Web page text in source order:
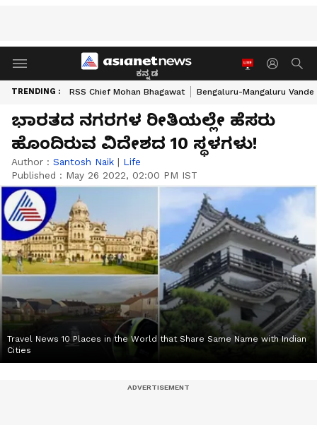
ಕನ್ನಡ
TRENDING : RSS Chief Mohan Bhagawat Bengaluru-Mangaluru
ಭಾರತದ ನಗರಗಳ ರೀತಿಯಲ್ಲೇ ಹೆಸರು
ಹೊಂದಿರುವ ವಿದೇಶದ 10 ಸ್ಥಳಗಳು!
Author : Santosh Naik | Life
Published : May 26 2022, 02:00 PM IST
Travel News 10 Places in the World that Share Same Name with Indian
Cities